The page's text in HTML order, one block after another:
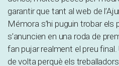
garantir que tant al web de
Mémora s’hi puguin trobar
s’anuncien en una roda de
fan pujar realment el preu
de volta perquè els